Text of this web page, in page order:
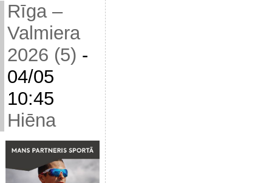
Rīga –
Valmiera
2026 (5) -
04/05
10:45
Hiēna